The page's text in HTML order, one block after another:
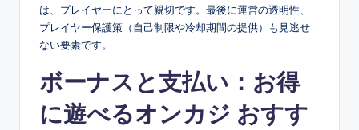
は、プレイヤーにとって親切です。最後に運営の透明性、
プレイヤー保護策（自己制限や冷却期間の提供）も見逃せ
ない要素です。
ボーナスと支払い：お得
に遊べるオンカジ おすす